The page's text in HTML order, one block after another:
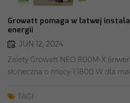
Growatt pomaga w łatwej
energii
JUN 12, 2024
Zalety Growatt NEO 800M-X
słoneczna o mocy 1,1800 W dla
i z systemem magazynowania
TAGI :